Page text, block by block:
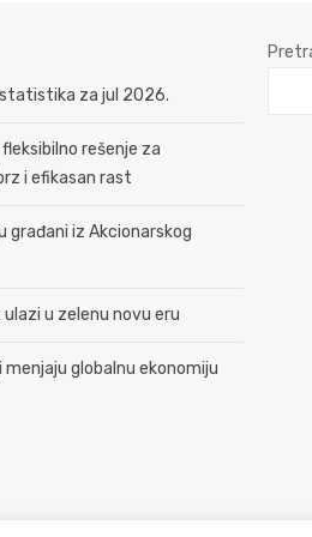
za jul 2026.
rešenje za
i efikasan rast
građani iz Akcionarskog
u zelenu novu eru
menjaju globalnu ekonomiju